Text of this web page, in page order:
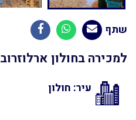
למכירה בחולון ארלוזרוב 8
עיר: חולון
שתף